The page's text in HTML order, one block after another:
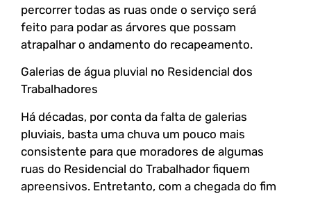
percorrer todas as ruas onde o serviço será
feito para podar as árvores que possam
atrapalhar o andamento do recapeamento.
Galerias de água pluvial no Residencial dos
Trabalhadores
Há décadas, por conta da falta de galerias
pluviais, basta uma chuva um pouco mais
consistente para que moradores de algumas
ruas do Residencial do Trabalhador fiquem
apreensivos. Entretanto, com a chegada do fim